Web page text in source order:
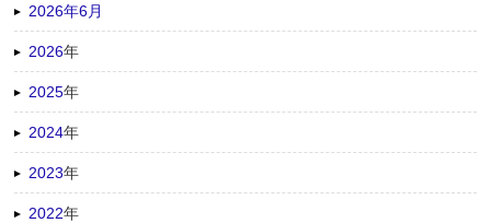
2026年6月
2026年
2025年
2024年
2023年
2022年